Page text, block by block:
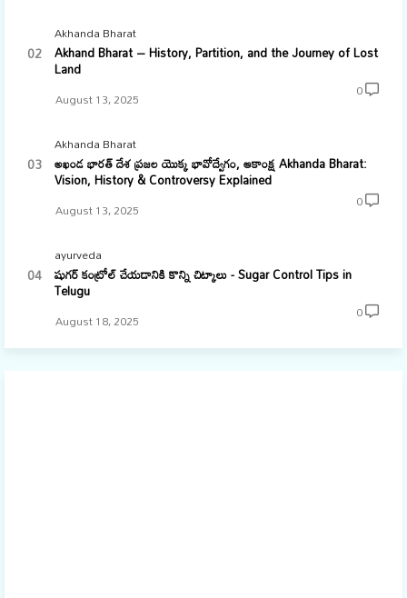
Akhanda Bharat
Akhand Bharat – History, Partition, and the Journey of Lost
Land
August 13, 2025 0
Akhanda Bharat
అఖండ భారత్ దేశ ప్రజల యొక్క భావోద్వేగం, ఆకాంక్ష Akhanda Bharat:
Vision, History & Controversy Explained
August 13, 2025 0
ayurveda
షుగర్ కంట్రోల్ చేయడానికి కొన్ని చిట్కాలు - Sugar Control Tips in
Telugu
August 18, 2025 0